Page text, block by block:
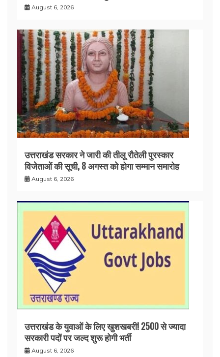
August 6, 2026
उत्तराखंड सरकार ने जारी की तीलू रौतेली पुरस्कार
विजेताओं की सूची, 8 अगस्त को होगा सम्मान समारोह
August 6, 2026
उत्तराखंड के युवाओं के लिए खुशखबरी! 2500 से ज्यादा
सरकारी पदों पर जल्द शुरू होगी भर्ती
August 6, 2026